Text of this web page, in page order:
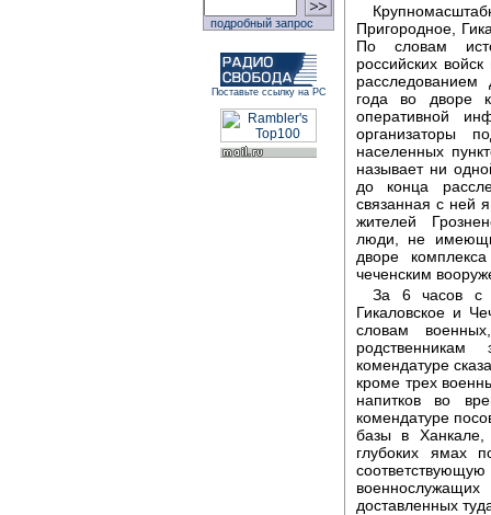
подробный запрос
Поставьте ссылку на РС
Пригородное,
По словам
российских
года во дворе
оперативной
организаторы
населенных
называет ни
до конца
связанная с ней
жителей
люди, не
дворе
чеченским
За 6 часов с
Гикаловское и
словам
родственникам
комендатуре
кроме трех
напитков во
комендатуре
базы в Ханкале,
глубоких ямах
доставленных